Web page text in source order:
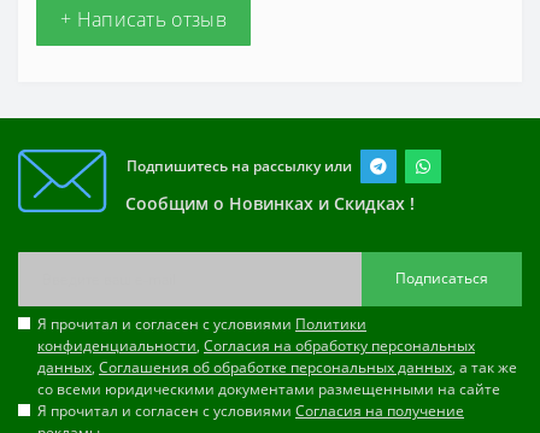
+ Написать отзыв
Подпишитесь на рассылку или
Сообщим о Новинках и Скидках !
Подписаться
Я прочитал и согласен с условиями Политики
конфиденциальности, Согласия на обработку персональных
данных, Соглашения об обработке персональных данных, а так же
со всеми юридическими документами размещенными на сайте
Я прочитал и согласен с условиями Согласия на получение